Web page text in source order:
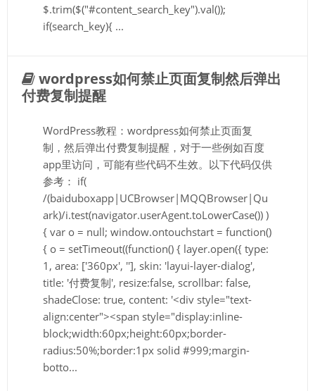
$.trim($("#content_search_key").val());
if(search_key){ ...
wordpress如何禁止页面复制然后弹出
付费复制提醒
WordPress教程：wordpress如何禁止页面复
制，然后弹出付费复制提醒，对于一些例如百度
app里访问，可能有些代码不生效。以下代码仅供
参考： if(
/(baiduboxapp|UCBrowser|MQQBrowser|Qu
ark)/i.test(navigator.userAgent.toLowerCase()) )
{ var o = null; window.ontouchstart = function()
{ o = setTimeout((function() { layer.open({ type:
1, area: ['360px', ''], skin: 'layui-layer-dialog',
title: '付费复制', resize:false, scrollbar: false,
shadeClose: true, content: '<div style="text-
align:center"><span style="display:inline-
block;width:60px;height:60px;border-
radius:50%;border:1px solid #999;margin-
botto...